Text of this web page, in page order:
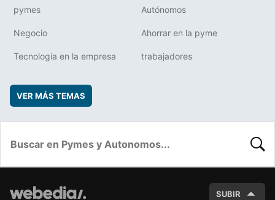
pymes Autónomos
Negocio Ahorrar en la pyme
Tecnología en la empresa trabajadores
VER MÁS TEMAS
SUBIR